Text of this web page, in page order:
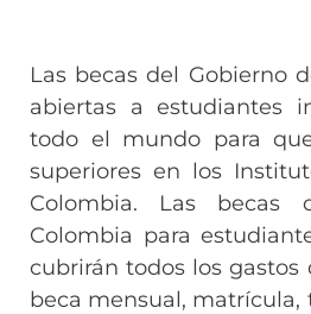
Las becas del Gobierno
abiertas a estudiantes
todo el mundo para
superiores en los
Colombia. Las becas
Colombia para
cubrirán todos los gastos
beca mensual, matrícula,